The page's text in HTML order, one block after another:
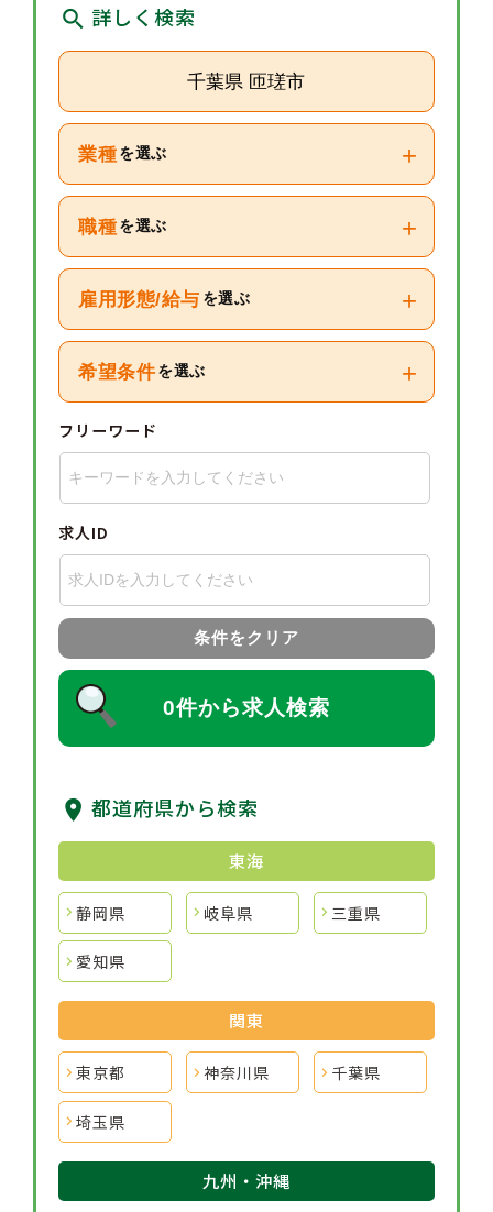
詳しく検索
千葉県 匝瑳市
業種 を選ぶ +
職種 を選ぶ +
雇用形態/給与 を選ぶ +
希望条件 を選ぶ +
フリーワード
求人ID
条件をクリア
0件から求人検索
都道府県から検索
東海
静岡県 岐阜県 三重県
愛知県
関東
東京都 神奈川県 千葉県
埼玉県
九州・沖縄